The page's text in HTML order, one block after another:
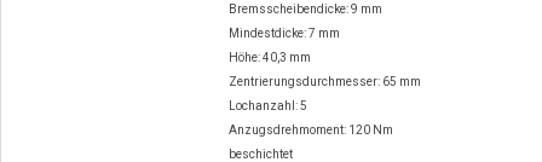
Bremsscheibendicke: 9 mm
Mindestdicke: 7 mm
Höhe: 40,3 mm
Zentrierungsdurchmesser: 65 mm
Lochanzahl: 5
Anzugsdrehmoment: 120 Nm
beschichtet